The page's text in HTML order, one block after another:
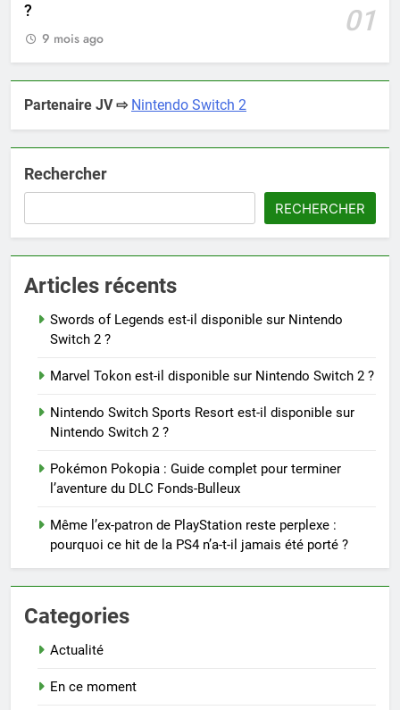
?
01
9 mois ago
Partenaire JV ⇨ Nintendo Switch 2
Rechercher
RECHERCHER
Articles récents
Swords of Legends est-il disponible sur Nintendo
Switch 2 ?
Marvel Tokon est-il disponible sur Nintendo Switch 2 ?
Nintendo Switch Sports Resort est-il disponible sur
Nintendo Switch 2 ?
Pokémon Pokopia : Guide complet pour terminer
l’aventure du DLC Fonds-Bulleux
Même l’ex-patron de PlayStation reste perplexe :
pourquoi ce hit de la PS4 n’a-t-il jamais été porté ?
Categories
Actualité
En ce moment